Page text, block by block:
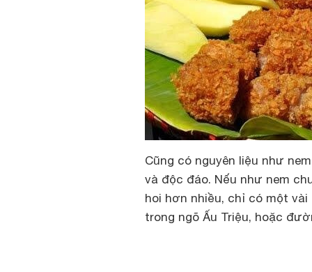
Cũng có nguyên liệu như
và độc đáo. Nếu như nem
hoi hơn nhiều, chỉ có một
trong ngõ Ấu Triệu, hoặc